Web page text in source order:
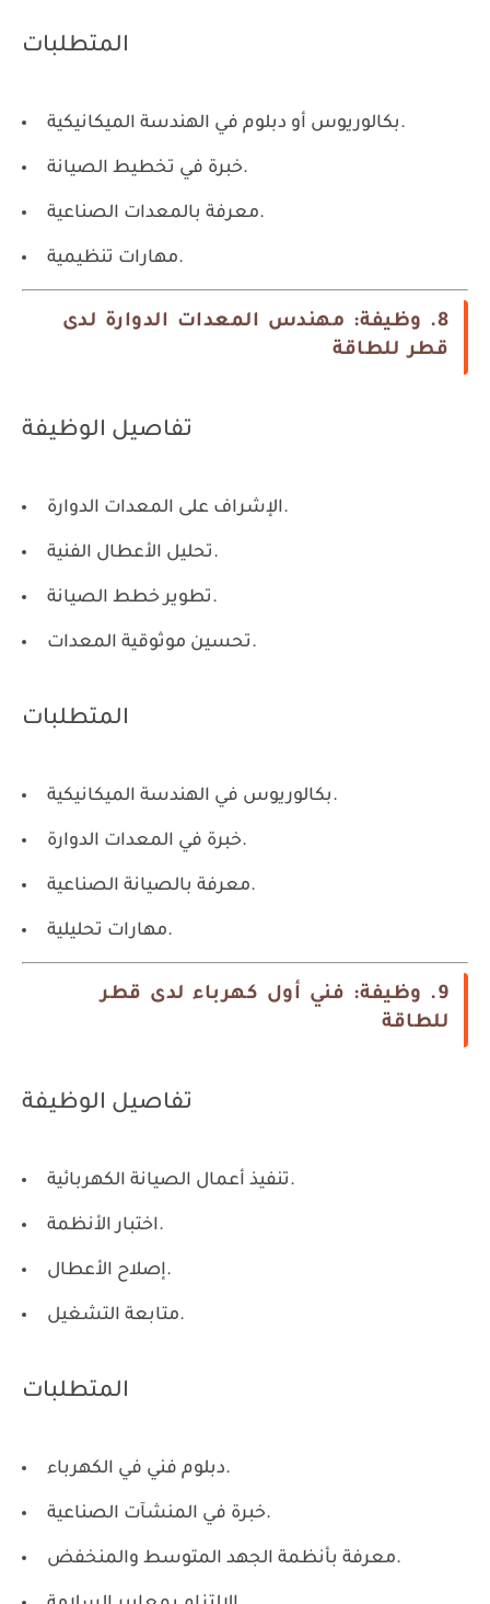
المتطلبات
بكالوريوس أو دبلوم في الهندسة الميكانيكية.
خبرة في تخطيط الصيانة.
معرفة بالمعدات الصناعية.
مهارات تنظيمية.
8. وظيفة: مهندس المعدات الدوارة لدى
قطر للطاقة
تفاصيل الوظيفة
الإشراف على المعدات الدوارة.
تحليل الأعطال الفنية.
تطوير خطط الصيانة.
تحسين موثوقية المعدات.
المتطلبات
بكالوريوس في الهندسة الميكانيكية.
خبرة في المعدات الدوارة.
معرفة بالصيانة الصناعية.
مهارات تحليلية.
9. وظيفة: فني أول كهرباء لدى قطر
للطاقة
تفاصيل الوظيفة
تنفيذ أعمال الصيانة الكهربائية.
اختبار الأنظمة.
إصلاح الأعطال.
متابعة التشغيل.
المتطلبات
دبلوم فني في الكهرباء.
خبرة في المنشآت الصناعية.
معرفة بأنظمة الجهد المتوسط والمنخفض.